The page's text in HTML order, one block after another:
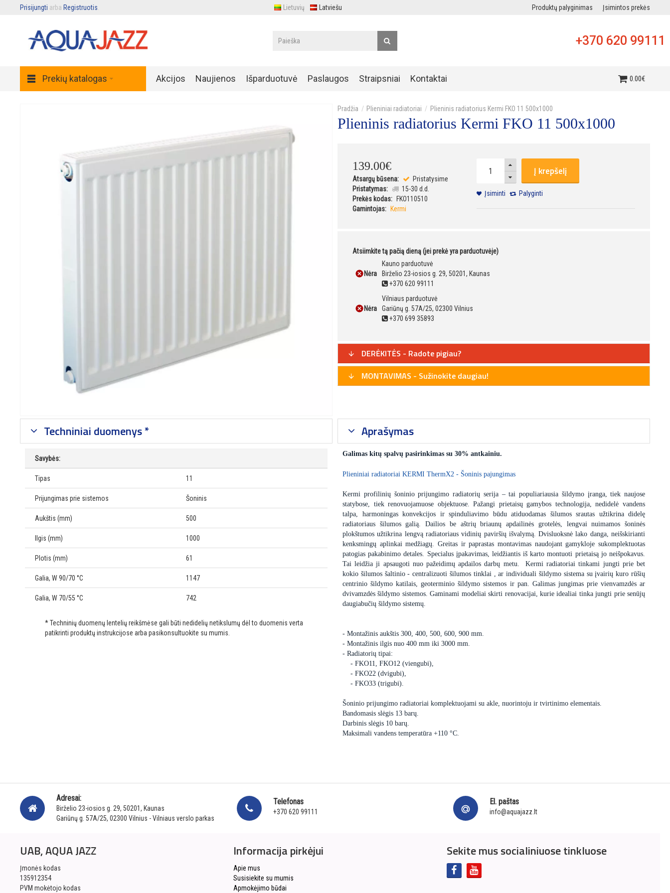
Prisijungti arba Registruotis Lietuvių Latviešu Produktų palyginimas Įsimintos prekės
+370 620 99111
Prekių katalogas Akcijos Naujienos Išparduotuvė Paslaugos Straipsniai Kontaktai 0.00€
Plieniniai radiatoriai Plieninis radiatorius Kermi FKO 11 500x1000
Plieninis radiatorius Kermi FKO 11 500x1000
139.00€
Atsargų būsena:
Pristatysime
Pristatymas:
15-30 d.d.
Prekės kodas:
FKO110510
Gamintojas:
Kermi
Į krepšelį
Įsiminti Palyginti
Atsiimkite tą pačią dieną (jei prekė yra parduotuvėje)
Nėra
Kauno parduotuvė
Birželio 23-iosios g. 29, 50201, Kaunas
+370 620 99111
Nėra
Vilniaus parduotuvė
Gariūnų g. 57A/25, 02300 Vilnius
+370 699 35893
DERĖKITĖS - Radote pigiau?
MONTAVIMAS - Sužinokite daugiau!
Techniniai duomenys *
Savybės:
Tipas 11
Prijungimas prie sistemos Šoninis
Aukštis (mm) 500
Ilgis (mm) 1000
Plotis (mm) 61
Galia, W 90/70 °C 1147
Galia, W 70/55 °C 742
* Techninių duomenų lentelių reikšmėse gali būti nedidelių netikslumų dėl to duomenis verta
patikrinti produktų instrukcijose arba pasikonsultuokite su mumis.
Aprašymas
Galimas kitų spalvų pasirinkimas su 30% antkainiu.
Plieniniai radiatoriai KERMI ThermX2 - Šoninis pajungimas
Kermi profilinių šoninio prijungimo radiatorių serija – tai populiariausia šildymo įranga, tiek naujose
statybose, tiek renovuojamuose objektuose. Pažangi prietaisų gamybos technologija, nedidelė vandens
talpa, harmoningas konvekcijos ir spinduliavimo būdu atiduodamas šilumos srautas užtikrina didelę
radiatoriaus šilumos galią. Dailios be aštrių briaunų apdailinės grotelės, lengvai nuimamos šoninės
plokštumos užtikrina lengvą radiatoriaus vidinių paviršių išvalymą. Dvisluoksnė lako danga, neišskirianti
kenksmingų aplinkai medžiagų. Greitas ir paprastas montavimas naudojant gamykloje sukomplektuotas
patogias pakabinimo detales. Specialus įpakavimas, leidžiantis iš karto montuoti prietaisą jo neišpokavus.
Tai leidžia ji apsaugoti nuo pažeidimų apdailos darbų metu. Kermi radiatoriai tinkami jungti prie bet
kokio šilumos šaltinio - centralizuoti šilumos tinklai , ar individuali šildymo sistema su įvairių kuro rūšių
centrinio šildymo katilais, geoterminio šildymo sistemos ir pan. Galimas jungimas prie vienvamzdės ar
dvivamzdės šildymo sistemos. Gaminami modeliai skirti renovacijai, kurie idealiai tinka jungti prie senūjų
daugiabučių šildymo sistemų.
- Montažinis aukštis 300, 400, 500, 600, 900 mm.
- Montažinis ilgis nuo 400 mm iki 3000 mm.
- Radiatorių tipai:
- FKO11, FKO12 (viengubi),
- FKO22 (dvigubi),
- FKO33 (trigubi).
Šoninio prijungimo radiatoriai komplektuojami su akle, nuorintoju ir tvirtinimo elementais.
Bandomasis slėgis 13 barų.
Darbinis slėgis 10 barų.
Maksimali vandens temperatūra +110 °C.
Adresai:
Birželio 23-iosios g. 29, 50201, Kaunas
Gariūnų g. 57A/25, 02300 Vilnius - Vilniaus verslo parkas
Telefonas
+370 620 99111
El. paštas
info@aquajazz.lt
UAB, AQUA JAZZ
Įmonės kodas
135912354
PVM mokėtojo kodas
Informacija pirkėjui
Apie mus
Susisiekite su mumis
Apmokėjimo būdai
Sekite mus socialiniuose tinkluose